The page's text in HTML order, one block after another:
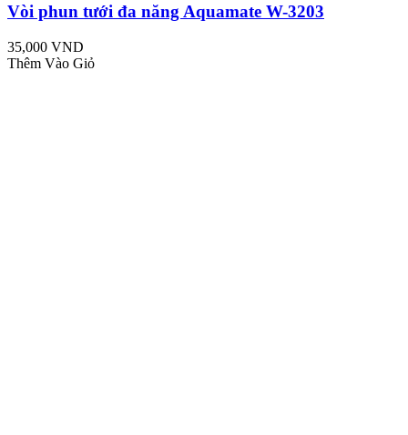
Vòi phun tưới đa năng Aquamate W-3203
35,000 VND
Thêm Vào Giỏ